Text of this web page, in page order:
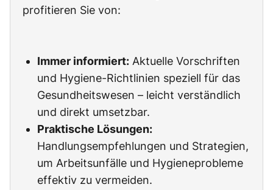
profitieren Sie von:
Immer informiert: Aktuelle Vorschriften
und Hygiene-Richtlinien speziell für das
Gesundheitswesen – leicht verständlich
und direkt umsetzbar.
Praktische Lösungen:
Handlungsempfehlungen und Strategien,
um Arbeitsunfälle und Hygieneprobleme
effektiv zu vermeiden.